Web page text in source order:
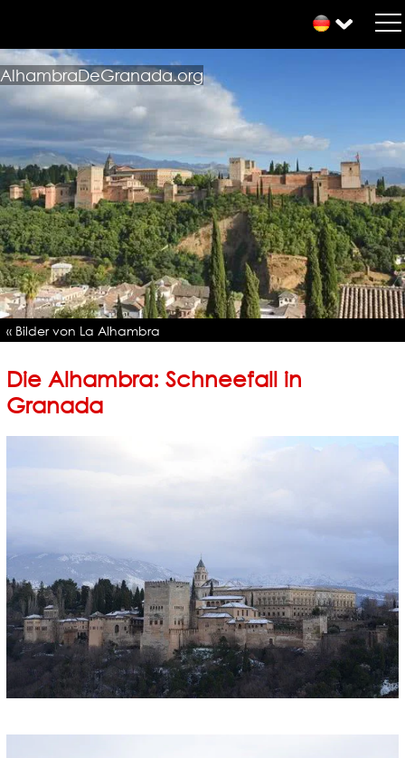
AlhambraDeGranada.org
« Bilder von La Alhambra
Die Alhambra: Schneefall in
Granada